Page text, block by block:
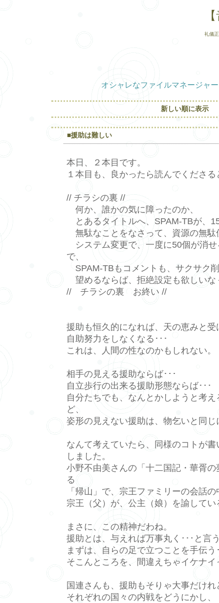
礼儀
オシャレなファイルマネージャ
新しい順に表示
■援助は難しい
本日、２本目です。
１本目も、良かったら読んでくださ
// チラシの裏 //
何か、誰かの気に障ったのか、
とあるタイトルへ、SPAM-TBが、
無駄なことをなさって、資源の無駄
システム変更で、一度に50個が消
で、
SPAM-TBもコメントも、サクサク
望めるならば、拒絶設定も欲しいな
// チラシの裏 お終い //
援助も恒久的になれば、天の恵みと
自助努力をしなくなる･･･
これは、人間の性なのかもしれない。
相手の見える援助ならば･･･
自立歩行の出来る援助形態ならば･･･
自分たちでも、なんとかしようと考
ど、
姿形の見えない援助は、物乞いと同
なんて考えていたら、同様のコトが
しました。
小野不由美さんの「十二国記・華胥
る
「帰山」で、宗王ファミリーの会話
宗王（父）が、公主（娘）を諭してい
まさに、この精神だわね。
援助とは、与えれば万事丸く･･･と言
まずは、自らの足で立つことを手伝う
そこんところを、間違えちゃイケナイ
国連さんも、援助もそりゃ大事だけれ
それぞれの国々の内戦をどうにかし、